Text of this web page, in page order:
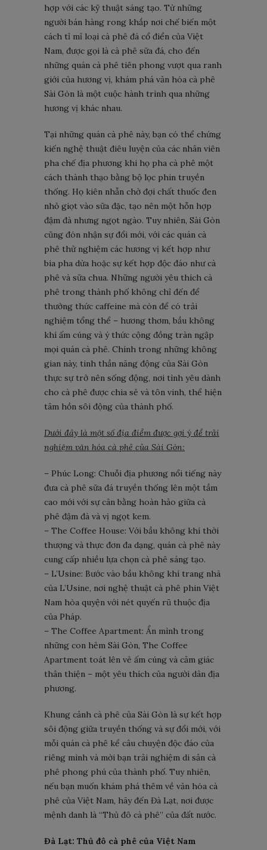
hợp với các kỹ thuật sáng tạo. Từ những
người bán hàng rong khắp nơi chế biến một
cách tỉ mỉ loại cà phê đá cổ điển của Việt
Nam, được gọi là cà phê sữa đá, cho đến
những quán cà phê tiên phong vượt qua ranh
giới của hương vị, khám phá văn hóa cà phê
Sài Gòn là một cuộc hành trình qua những
hương vị khác nhau.
Tại những quán cà phê này, bạn có thể chứng
kiến ​​nghệ thuật điêu luyện của các nhân viên
pha chế địa phương khi họ pha cà phê một
cách thành thạo bằng bộ lọc phin truyền
thống. Họ kiên nhẫn chờ đợi chất thuốc đen
nhỏ giọt vào sữa đặc, tạo nên một hỗn hợp
đậm đà nhưng ngọt ngào. Tuy nhiên, Sài Gòn
cũng đón nhận sự đổi mới, với các quán cà
phê thử nghiệm các hương vị kết hợp như
bia pha dừa hoặc sự kết hợp độc đáo như cà
phê và sữa chua. Những người yêu thích cà
phê trong thành phố không chỉ đến để
thưởng thức caffeine mà còn để có trải
nghiệm tổng thể – hương thơm, bầu không
khí ấm cúng và ý thức cộng đồng tràn ngập
mọi quán cà phê. Chính trong những không
gian này, tinh thần năng động của Sài Gòn
thực sự trở nên sống động, nơi tình yêu dành
cho cà phê được chia sẻ và tôn vinh, thể hiện
tâm hồn sôi động của thành phố.
Dưới đây là một số địa điểm được gợi ý để trải
nghiệm văn hóa cà phê của Sài Gòn:
– Phúc Long: Chuỗi địa phương nổi tiếng này
đưa cà phê sữa đá truyền thống lên một tầm
cao mới với sự cân bằng hoàn hảo giữa cà
phê đậm đà và vị ngọt kem.
– The Coffee House: Với bầu không khí thời
thượng và thực đơn đa dạng, quán cà phê này
cung cấp nhiều lựa chọn cà phê sáng tạo.
– L’Usine: Bước vào bầu không khí trang nhã
của L’Usine, nơi nghệ thuật cà phê phin Việt
Nam hòa quyện với nét quyến rũ thuộc địa
của Pháp.
– The Coffee Apartment: Ẩn mình trong
những con hẻm Sài Gòn, The Coffee
Apartment toát lên vẻ ấm cúng và cảm giác
thân thiện – một yêu thích của người dân địa
phương.
Khung cảnh cà phê của Sài Gòn là sự kết hợp
sôi động giữa truyền thống và sự đổi mới, với
mỗi quán cà phê kể câu chuyện độc đáo của
riêng mình và mời bạn trải nghiệm di sản cà
phê phong phú của thành phố. Tuy nhiên,
nếu bạn muốn khám phá thêm về văn hóa cà
phê của Việt Nam, hãy đến Đà Lạt, nơi được
mệnh danh là “Thủ đô cà phê” của đất nước.
Đà Lạt: Thủ đô cà phê của Việt Nam